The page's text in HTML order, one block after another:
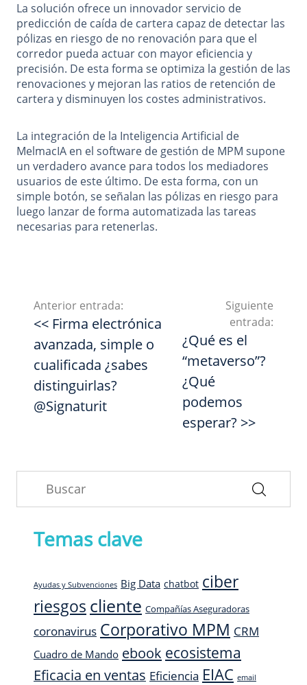
La solución ofrece un innovador servicio de
predicción de caída de cartera capaz de detectar las
pólizas en riesgo de no renovación para que el
corredor pueda actuar con mayor eficiencia y
precisión. De esta forma se optimiza la gestión de las
renovaciones y mejoran las ratios de retención de
cartera y disminuyen los costes administrativos.
La integración de la Inteligencia Artificial de
MelmacIA en el software de gestión de MPM supone
un verdadero avance para todos los mediadores
usuarios de este último. De esta forma, con un
simple botón, se señalan las pólizas en riesgo para
luego lanzar de forma automatizada las tareas
necesarias para retenerlas.
Anterior entrada:
<< Firma electrónica
avanzada, simple o
cualificada ¿sabes
distinguirlas?
@Signaturit
Siguiente
entrada:
¿Qué es el
“metaverso”?
¿Qué
podemos
esperar? >>
Temas clave
Ayudas y Subvenciones Big Data chatbot ciber
riesgos cliente Compañías Aseguradoras
coronavirus Corporativo MPM CRM
Cuadro de Mando ebook ecosistema
Eficacia en ventas Eficiencia EIAC email